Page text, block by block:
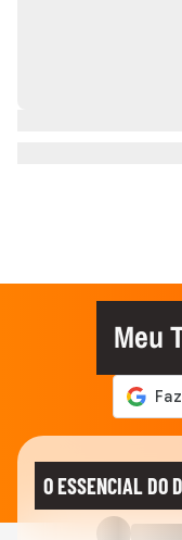
Meu
O ESSENCIAL DO